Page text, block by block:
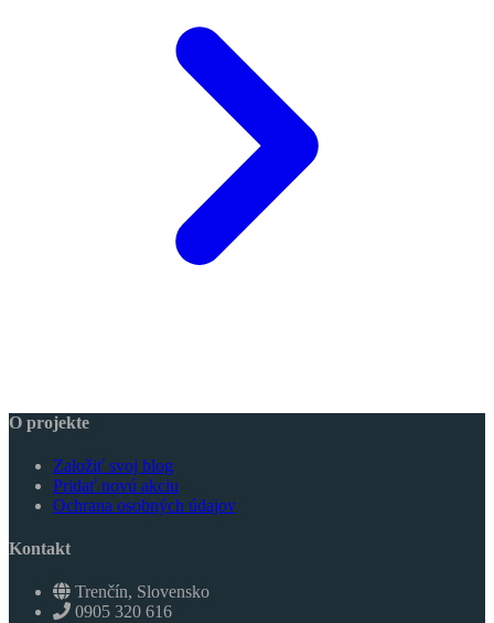
O projekte
Založiť svoj blog
Pridať novú akciu
Ochrana osobných údajov
Kontakt
Trenčín, Slovensko
0905 320 616